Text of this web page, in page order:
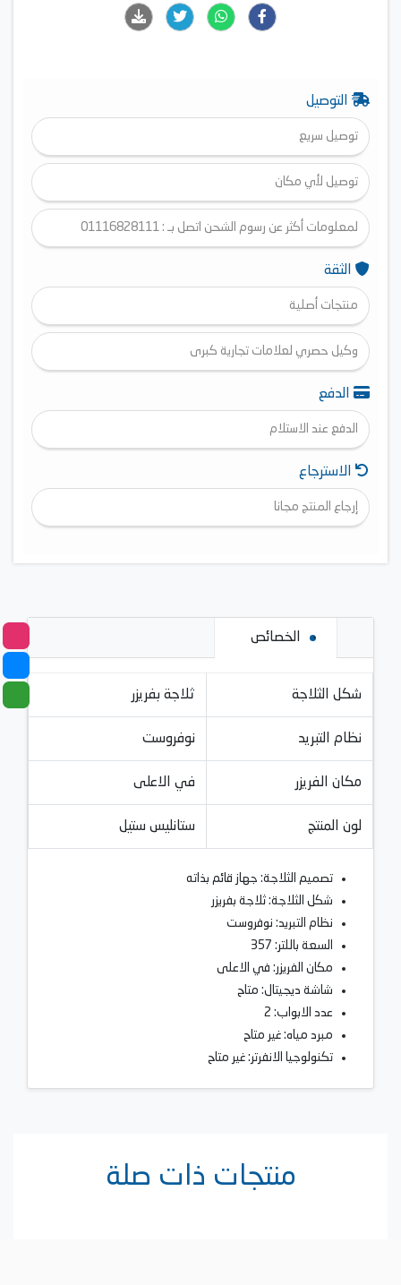
التوصيل
توصيل سريع
توصيل لأي مكان
لمعلومات أكثر عن رسوم الشحن اتصل بـ : 01116828111
الثقة
منتجات أصلية
وكيل حصري لعلامات تجارية كبرى
الدفع
الدفع عند الاستلام
الاسترجاع
إرجاع المنتج مجانا
الخصائص
شكل الثلاجة ثلاجة بفريزر
نظام التبريد نوفروست
مكان الفريزر في الاعلى
لون المنتج ستانليس ستيل
تصميم الثلاجة: جهاز قائم بذاته
شكل الثلاجة: ثلاجة بفريزر
نظام التبريد: نوفروست
السعة باللتر: 357
مكان الفريزر: في الاعلى
شاشة ديجيتال: متاح
عدد الابواب: 2
مبرد مياه: غير متاح
تكنولوجيا الانفرتر: غير متاح
منتجات ذات صلة